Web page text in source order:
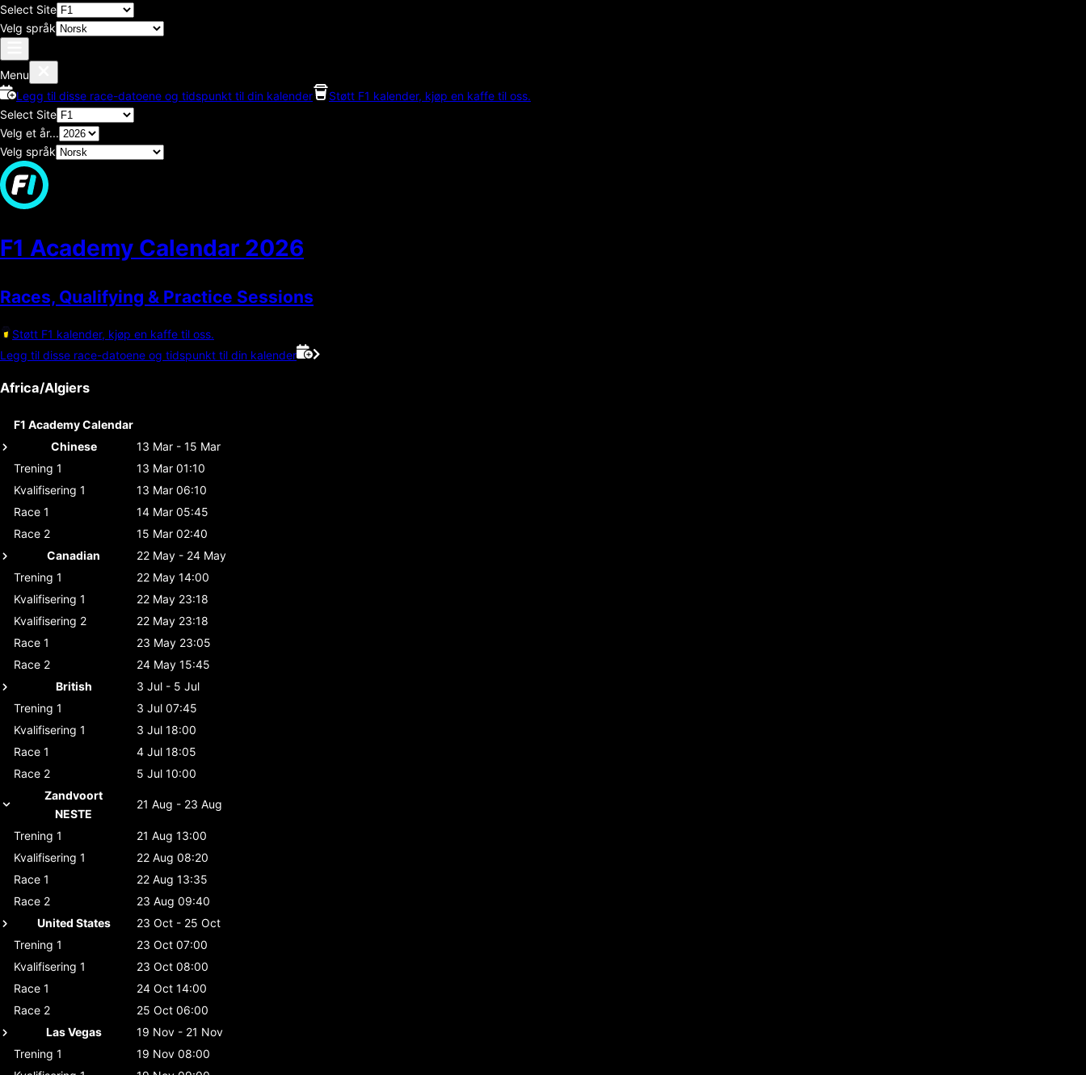
Select Site
Velg språk
Menu
Legg til disse race-datoene og tidspunkt til din kalender
Støtt F1 kalender, kjøp en kaffe til oss.
Select Site
Velg et år...
Velg språk
F1 Academy Calendar 2026
Races, Qualifying & Practice Sessions
Støtt F1 kalender, kjøp en kaffe til oss.
Legg til disse race-datoene og tidspunkt til din kalender
Africa/Algiers
F1 Academy Calendar
Chinese
13 Mar - 15 Mar
Trening 1
13 Mar 01:10
Kvalifisering 1
13 Mar 06:10
Race 1
14 Mar 05:45
Race 2
15 Mar 02:40
Canadian
22 May - 24 May
Trening 1
22 May 14:00
Kvalifisering 1
22 May 23:18
Kvalifisering 2
22 May 23:18
Race 1
23 May 23:05
Race 2
24 May 15:45
British
3 Jul - 5 Jul
Trening 1
3 Jul 07:45
Kvalifisering 1
3 Jul 18:00
Race 1
4 Jul 18:05
Race 2
5 Jul 10:00
Zandvoort
NESTE
21 Aug - 23 Aug
Trening 1
21 Aug 13:00
Kvalifisering 1
22 Aug 08:20
Race 1
22 Aug 13:35
Race 2
23 Aug 09:40
United States
23 Oct - 25 Oct
Trening 1
23 Oct 07:00
Kvalifisering 1
23 Oct 08:00
Race 1
24 Oct 14:00
Race 2
25 Oct 06:00
Las Vegas
19 Nov - 21 Nov
Trening 1
19 Nov 08:00